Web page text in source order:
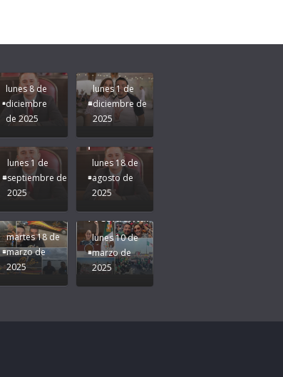
lunes 8 de
diciembre
de 2025
lunes 1 de
diciembre de
2025
Apoyo y
Seguimos la
Ruta que
Marca
Nuestra
Rocío Nahle.
lunes 1 de
septiembre de
2025
Pongamos
de moda;
San
Andrés
Tuxtla
presente.
lunes 18 de
agosto de
2025
Difamación
martes 18 de
marzo de
2025
Presidenta!
lunes 10 de
marzo de
2025